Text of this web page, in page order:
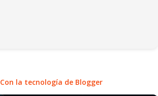
Con la tecnología de Blogger